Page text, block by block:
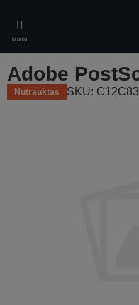
main
content
Meniu
Adobe
Nutrauktas SKU: